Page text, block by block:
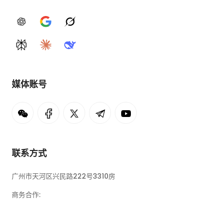
ChatGPTGoogle AIGrok
PerplexityClaudeDeepSeek
媒体账号
联系方式
广州市天河区兴民路222号3310房
商务合作: